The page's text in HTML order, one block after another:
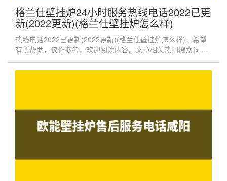
格兰仕壁挂炉24小时服务热线电话2022已更
新(2022更新)(格兰仕壁挂炉怎么样)
热线电话2022已更新(2022更新)(格兰仕壁挂炉怎么样)，希望
有所帮助，仅作参考，欢迎阅读内容。文章相关热门搜索词 ...